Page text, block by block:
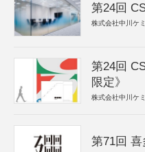
第24回
株式会社中川ケ
第24回
限定》
株式会社中川ケ
第71回